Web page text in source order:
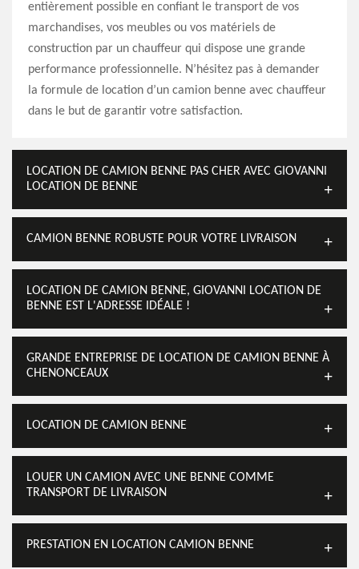
entièrement possible en confiant le transport de vos
marchandises, vos meubles ou vos matériels de
construction par un chauffeur qui dispose une grande
performance professionnelle. N’hésitez pas à demander
la formule de location d’un camion benne avec chauffeur
dans le but de garantir votre satisfaction.
LOCATION DE CAMION BENNE PAS CHER AVEC GIOVANNI
LOCATION DE BENNE
CAMION BENNE ROBUSTE POUR VOTRE LIVRAISON
LOCATION DE CAMION BENNE, GIOVANNI LOCATION DE
BENNE EST L'ADRESSE IDÉALE !
GRANDE ENTREPRISE DE LOCATION DE CAMION BENNE À
CHENONCEAUX
LOCATION DE CAMION BENNE
LOUER UN CAMION AVEC UNE BENNE COMME
TRANSPORT DE LIVRAISON
PRESTATION EN LOCATION CAMION BENNE